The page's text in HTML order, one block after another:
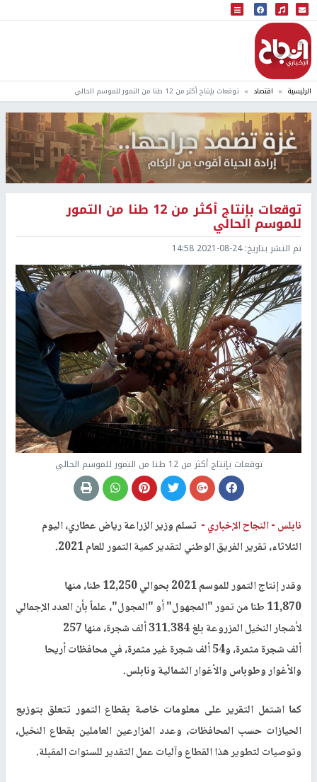
البث المباشر
إذاعة النجاح
الرئيسية اقتصاد توقعات بإنتاج أكثر من 12 طنا من التمور للموسم الحالي
توقعات بإنتاج أكثر من 12 طنا من التمور
للموسم الحالي
تم النشر بتاريخ:2021-08-24 14:58
توقعات بإنتاج أكثر من 12 طنا من التمور للموسم الحالي
نابلس -النجاح الإخباري - تسلم وزير الزراعة رياض عطاري، اليوم
الثلاثاء، تقرير الفريق الوطني لتقدير كمية التمور للعام 2021.
وقدر إنتاج التمور للموسم 2021 بحوالي 12,250 طنا، منها
11,870 طنا من تمور "المجهول" أو "المجول"، علماً بأن العدد الإجمالي
لأشجار النخيل المزروعة بلغ 311.384 ألف شجرة، منها 257
ألف شجرة مثمرة، و54 ألف شجرة غير مثمرة، في محافظات أريحا
والأغوار وطوباس والأغوار الشمالية ونابلس.
كما اشتمل التقرير على معلومات خاصة بقطاع التمور تتعلق بتوزيع
الحيازات حسب المحافظات، وعدد المزارعين العاملين بقطاع النخيل،
وتوصيات لتطوير هذا القطاع وآليات عمل التقدير للسنوات المقبلة.